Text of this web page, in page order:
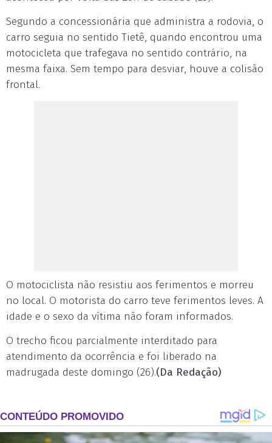
Segundo a concessionária que administra a rodovia, o
carro seguia no sentido Tietê, quando encontrou uma
motocicleta que trafegava no sentido contrário, na
mesma faixa. Sem tempo para desviar, houve a colisão
frontal.
O motociclista não resistiu aos ferimentos e morreu
no local. O motorista do carro teve ferimentos leves. A
idade e o sexo da vítima não foram informados.
O trecho ficou parcialmente interditado para
atendimento da ocorrência e foi liberado na
madrugada deste domingo (26).(Da Redação)